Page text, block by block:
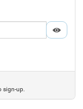
Hide
sign-up.